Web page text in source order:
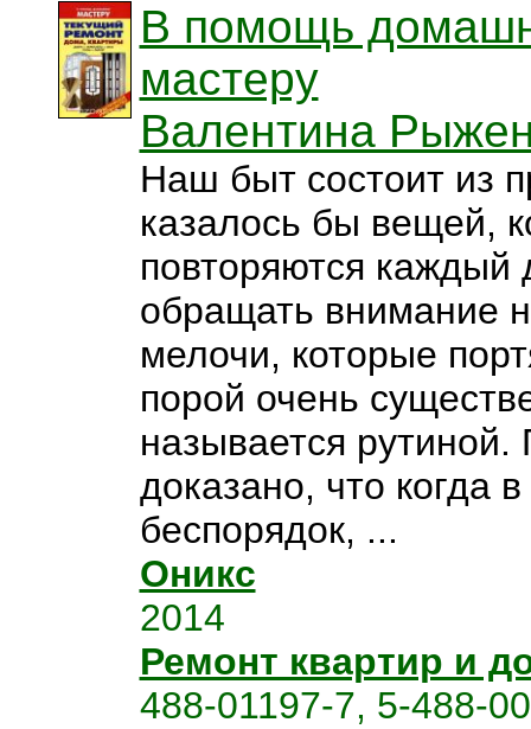
В помощь
мастеру
Валентина
Наш быт состоит из
казалось бы вещей,
повторяются каждый
обращать внимание
мелочи, которые
порой очень
называется рутиной.
доказано, что когда
беспорядок, ...
Оникс
2014
Ремонт квартир и
488-01197-7, 5-488-